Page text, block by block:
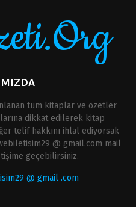
tüm kitaplar ve özetler
dikkat edilerek kitap
telif hakkını ihlal ediyorsak
@ gmail.com mail
geçebilirsiniz.
@ gmail .com